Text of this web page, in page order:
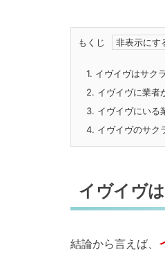
もくじ
1. イヴイヴはサク
2. イヴイヴに業者
3. イヴイヴにいる
4. イヴイヴのサク
イヴイヴ
結論から言えば、